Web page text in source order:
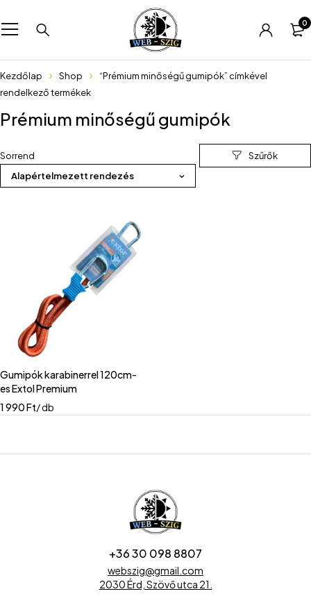
0
Kezdőlap Shop
“Prémium minőségű gumipók” címkével
rendelkező termékek
Prémium minőségű gumipók
Sorrend
Alapértelmezett rendezés
Gumipók karabinerrel 120cm-
es Extol Premium
1 990Ft/ db
+36 30 098 8807
webszig@gmail.com
2030 Érd, Szövő utca 21.